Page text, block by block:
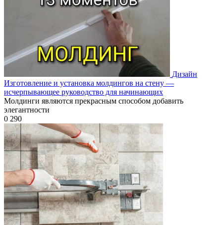
Дизайн
Изготовление и установка молдингов на стену —
исчерпывающее руководство для начинающих
Молдинги являются прекрасным способом добавить
элегантности
0 290